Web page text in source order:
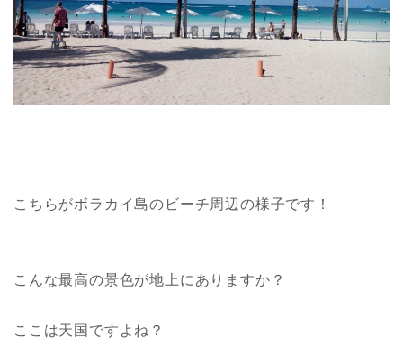
こちらがボラカイ島のビーチ周辺の様子です！
こんな最高の景色が地上にありますか？
ここは天国ですよね？